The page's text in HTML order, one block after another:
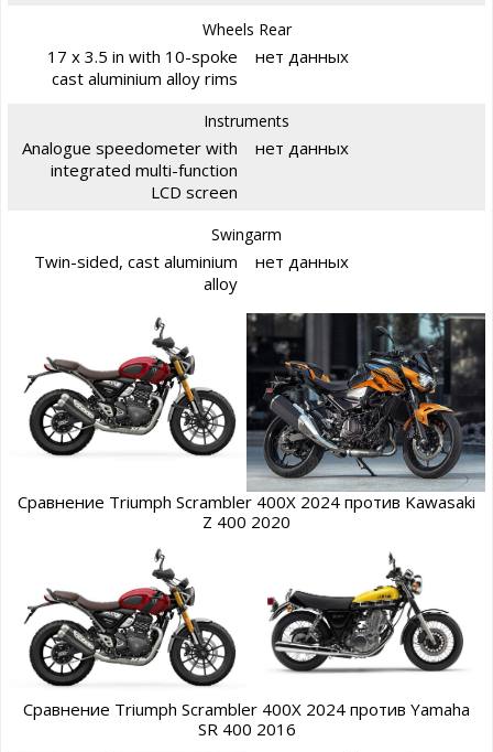
Wheels Rear
17 x 3.5 in with 10-spoke
cast aluminium alloy rims
нет данных
Instruments
Analogue speedometer with
integrated multi-function
LCD screen
нет данных
Swingarm
Twin-sided, cast aluminium
alloy
нет данных
Сравнение Triumph Scrambler 400X 2024 против Kawasaki
Z 400 2020
Сравнение Triumph Scrambler 400X 2024 против Yamaha
SR 400 2016